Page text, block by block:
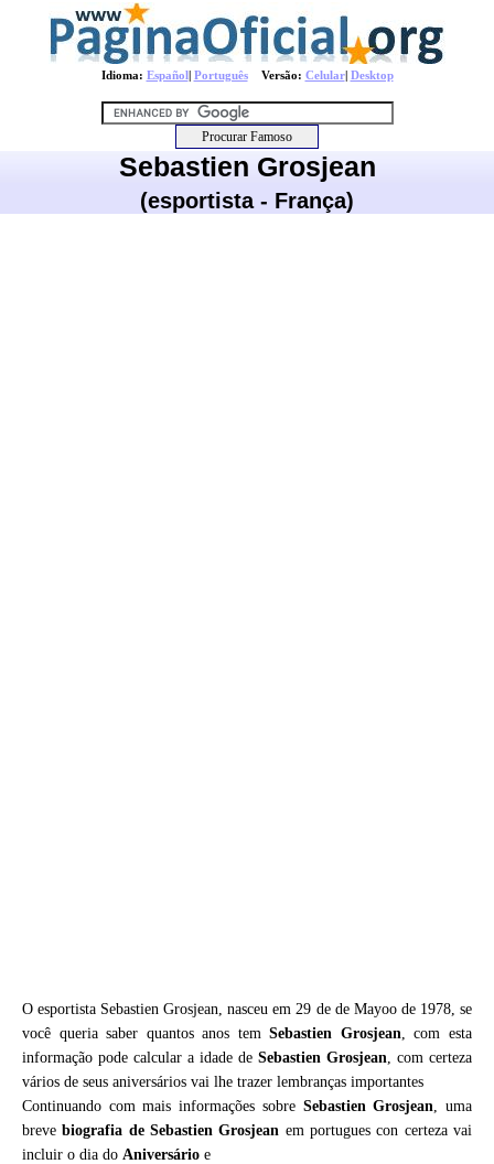
Idioma: Español| PortuguêsVersão: Celular| Desktop
Sebastien Grosjean
(esportista - França)
O esportista Sebastien Grosjean, nasceu em 29 de de Mayoo de 1978, se
você queria saber quantos anos temSebastien Grosjean, com esta
informação pode calcular a idade de Sebastien Grosjean, com certeza
vários de seus aniversários vai lhe trazer lembranças importantes
Continuando com mais informações sobre Sebastien Grosjean, uma
brevebiografia deSebastien Grosjean em portugues con certeza vai
incluir o dia do Aniversário e